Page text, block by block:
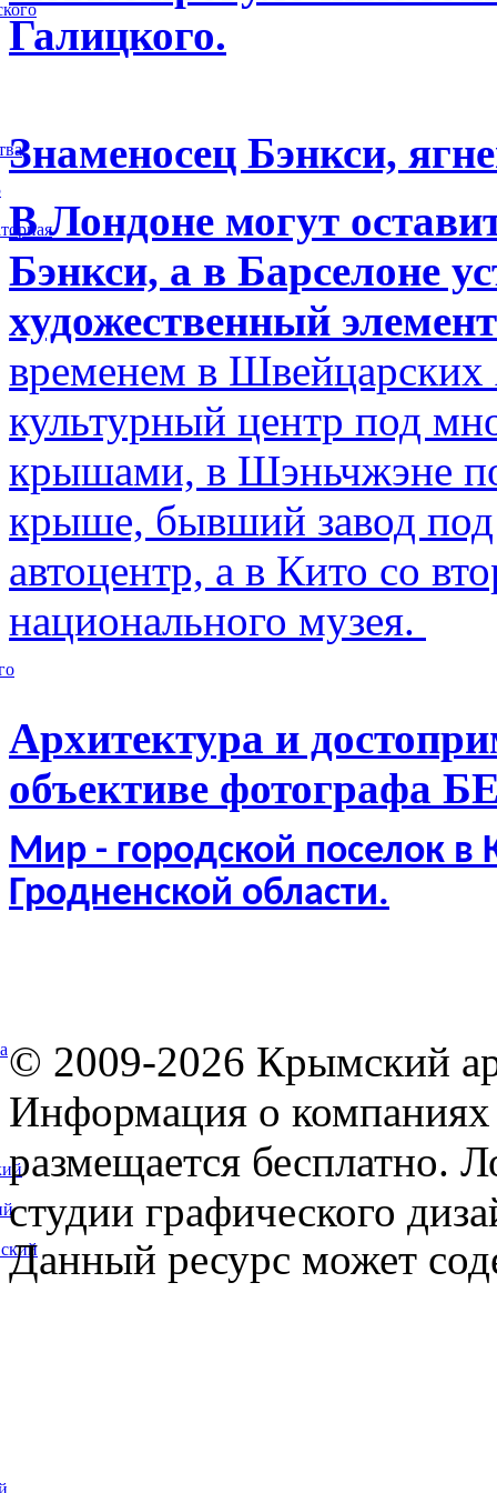
Галицкого.
Знаменосец Бэнкси,
В Лондоне могут
Бэнкси, а в Барселоне
художественный
временем в Швейцарских
культурный центр под
крышами, в Шэньчжэне
крыше, бывший завод
автоцентр, а в Кито со
национального музея.
Архитектура и
объективе фотографа
Мир - городской поселок в
Гродненской области.
© 2009-2026 Крымский
Информация о компаниях
размещается бесплатно.
студии графического
Данный ресурс может